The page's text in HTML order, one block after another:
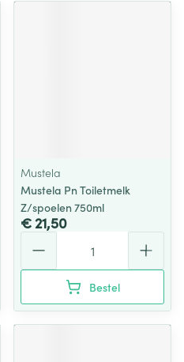
Mustela
Mustela Pn Toiletmelk
Z/spoelen 750ml
€ 21,50
Bestel